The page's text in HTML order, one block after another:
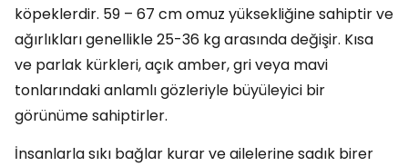
köpeklerdir. 59 – 67 cm omuz yüksekliğine sahiptir ve
ağırlıkları genellikle 25-36 kg arasında değişir. Kısa
ve parlak kürkleri, açık amber, gri veya mavi
tonlarındaki anlamlı gözleriyle büyüleyici bir
görünüme sahiptirler.
İnsanlarla sıkı bağlar kurar ve ailelerine sadık birer